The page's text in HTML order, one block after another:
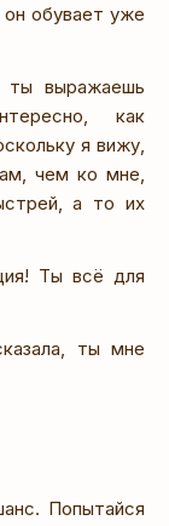
обувает уже
выражаешь
как
я вижу,
чем ко мне,
а то их
Ты всё для
ты мне
Попытайся